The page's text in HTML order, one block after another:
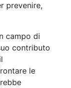
prevenire,
campo di
contributo
le